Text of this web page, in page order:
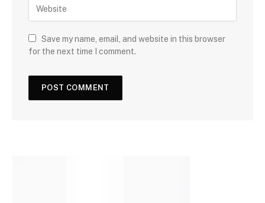
Save my name, email, and website in this browser
for the next time I comment.